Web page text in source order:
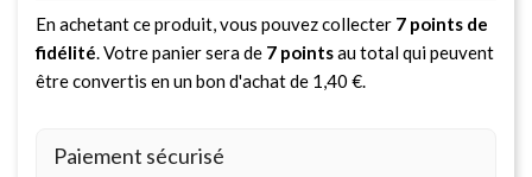
En achetant ce produit, vous pouvez collecter 7 points de
fidélité. Votre panier sera de 7 pointsau total qui peuvent
être convertis en un bon d'achat de 1,40 €.
Paiement sécurisé